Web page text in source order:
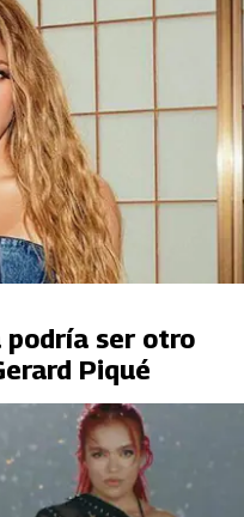
podría ser otro
Piqué